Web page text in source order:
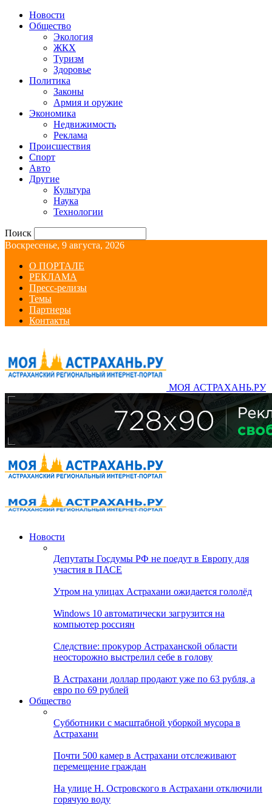
Новости
Общество
Экология
ЖКХ
Туризм
Здоровье
Политика
Законы
Армия и оружие
Экономика
Недвижимость
Реклама
Происшествия
Спорт
Авто
Другие
Культура
Наука
Технологии
Поиск
Воскресенье, 9 августа, 2026
О ПОРТАЛЕ
РЕКЛАМА
Пресс-релизы
Темы
Партнеры
Контакты
МОЯ АСТРАХАНЬ.РУ
Новости
Депутаты Госдумы РФ не поедут в Европу для
участия в ПАСЕ
Утром на улицах Астрахани ожидается гололёд
Windows 10 автоматически загрузится на
компьютер россиян
Следствие: прокурор Астраханской области
неосторожно выстрелил себе в голову
В Астрахани доллар продают уже по 63 рубля, а
евро по 69 рублей
Общество
Субботники с масштабной уборкой мусора в
Астрахани
Почти 500 камер в Астрахани отслеживают
перемещение граждан
На улице Н. Островского в Астрахани отключили
горячую воду